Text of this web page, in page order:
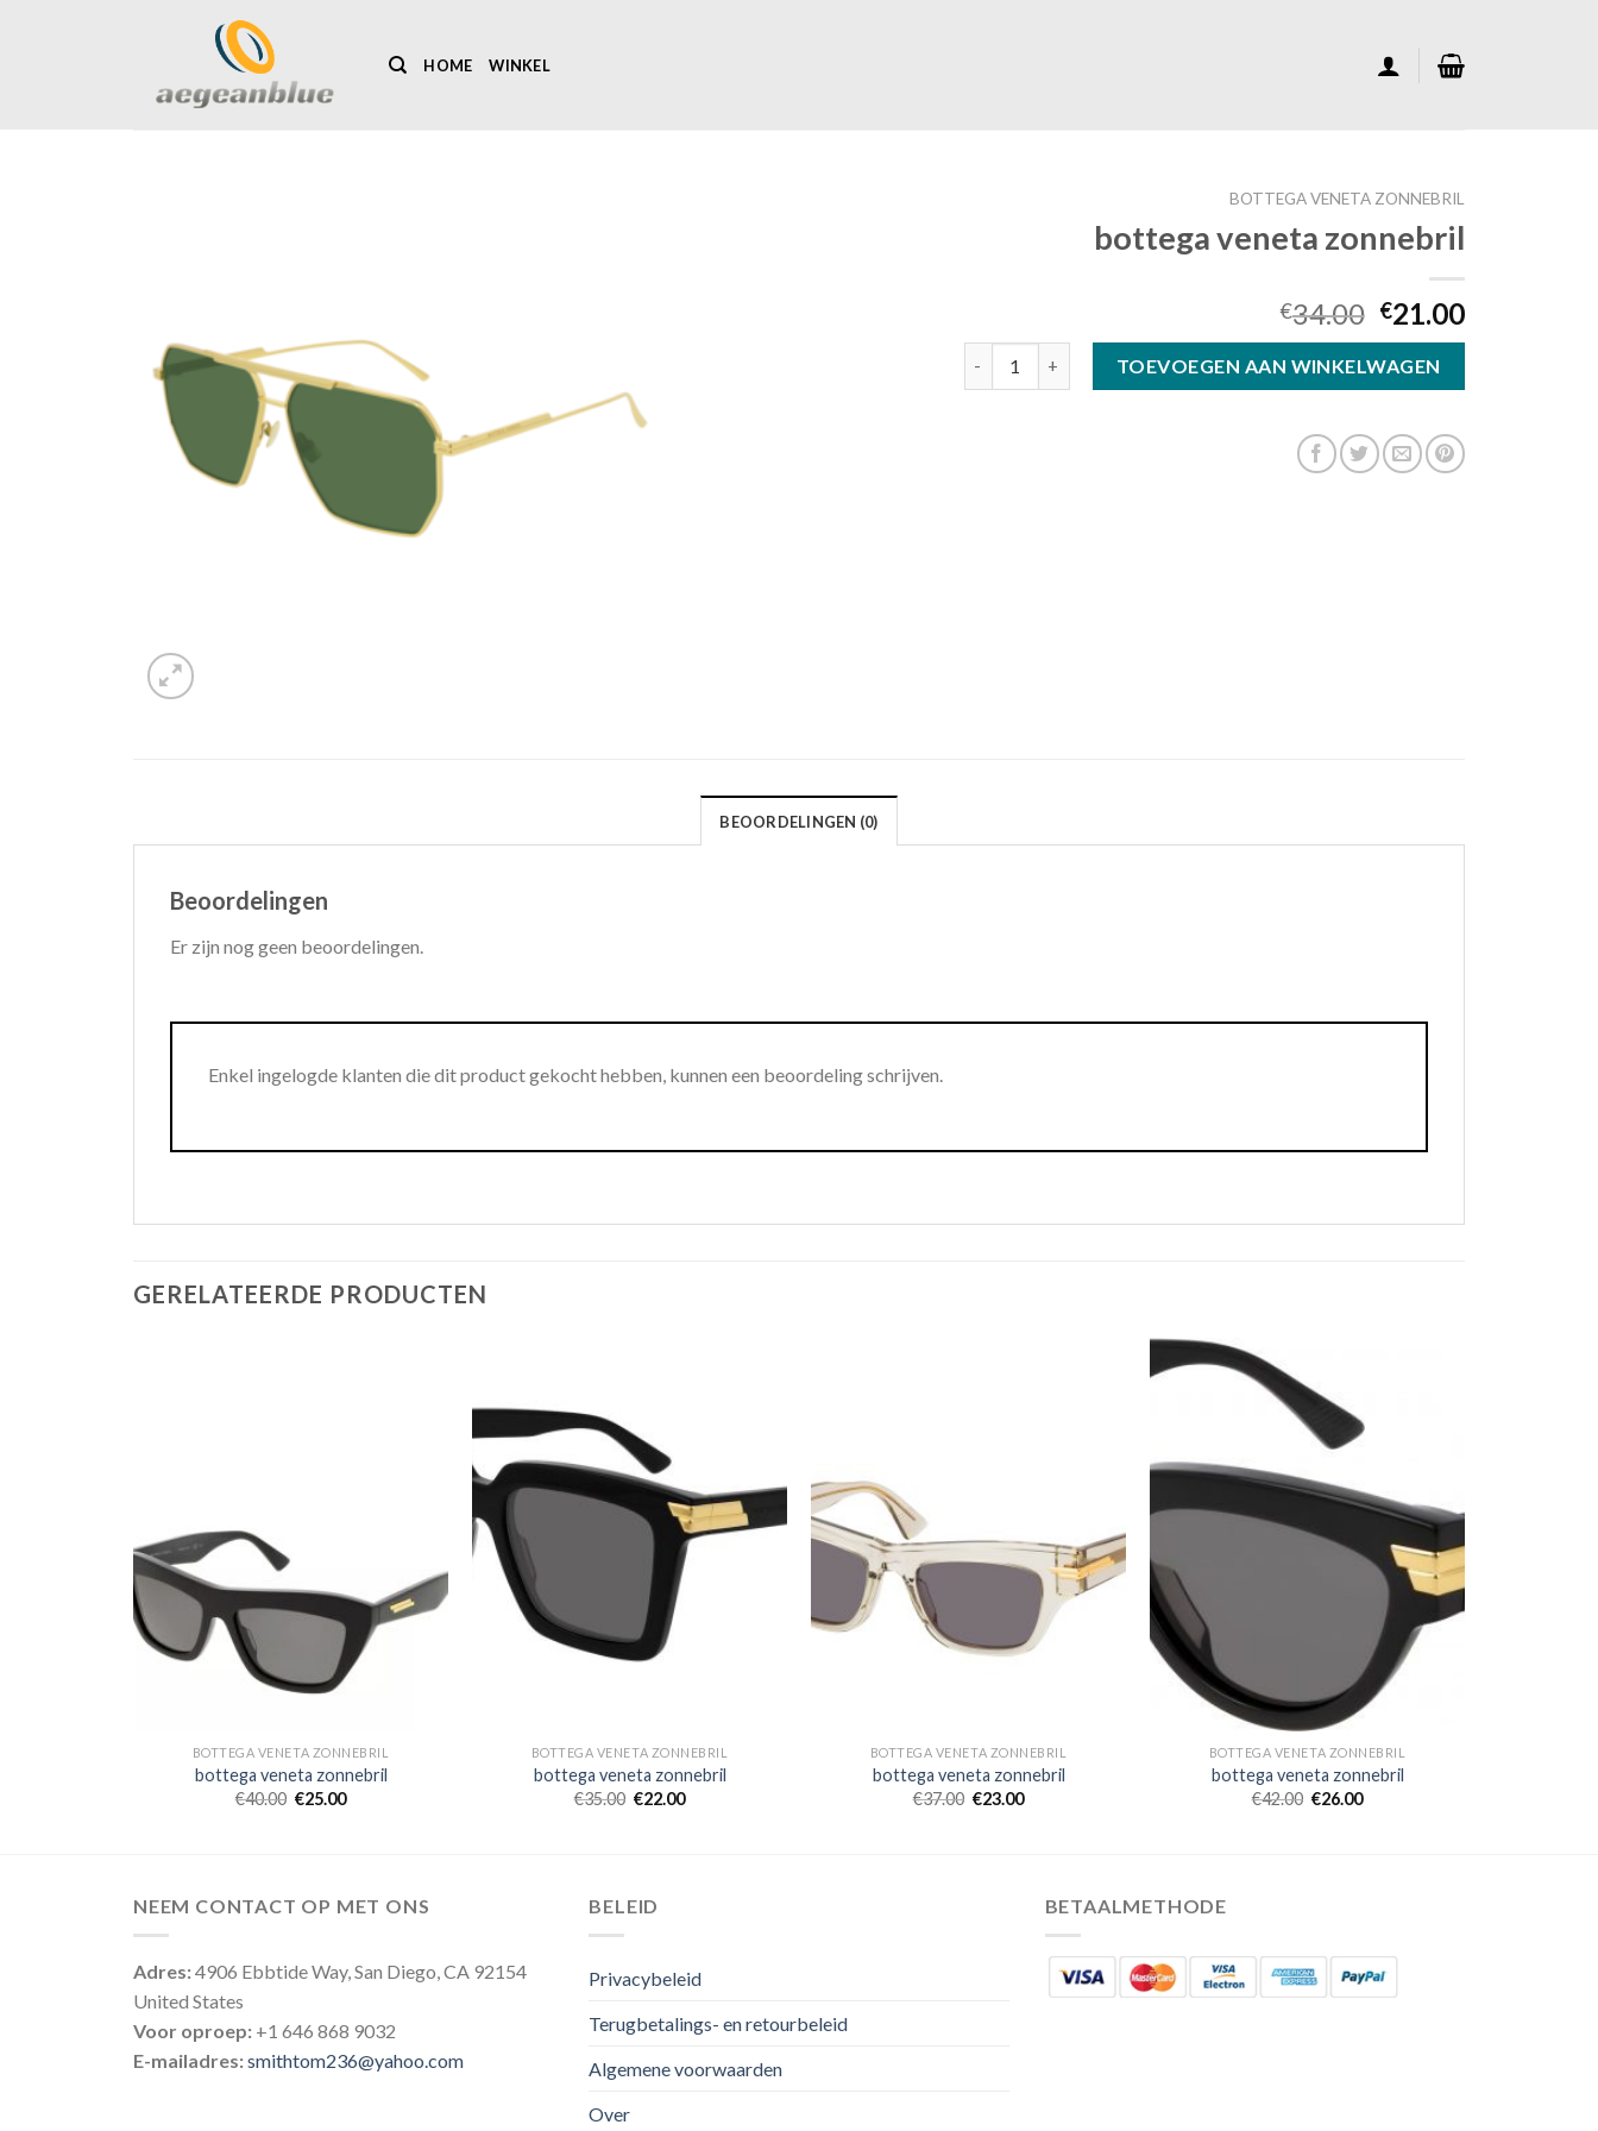
HOME WINKEL
BOTTEGA VENETA ZONNEBRIL
bottega veneta zonnebril
€34.00 €21.00
TOEVOEGEN AAN WINKELWAGEN
BEOORDELINGEN (0)
Beoordelingen
Er zijn nog geen beoordelingen.
Enkel ingelogde klanten die dit product gekocht hebben, kunnen een beoordeling schrijven.
GERELATEERDE PRODUCTEN
BOTTEGA VENETA ZONNEBRIL
bottega veneta zonnebril
€40.00 €25.00
BOTTEGA VENETA ZONNEBRIL
bottega veneta zonnebril
€35.00 €22.00
BOTTEGA VENETA ZONNEBRIL
bottega veneta zonnebril
€37.00 €23.00
BOTTEGA VENETA ZONNEBRIL
bottega veneta zonnebril
€42.00 €26.00
NEEM CONTACT OP MET ONS
Adres:4906 Ebbtide Way, San Diego, CA 92154
United States
Voor oproep: +1 646 868 9032
E-mailadres:smithtom236@yahoo.com
BELEID
Privacybeleid
Terugbetalings- en retourbeleid
Algemene voorwaarden
Over
BETAALMETHODE